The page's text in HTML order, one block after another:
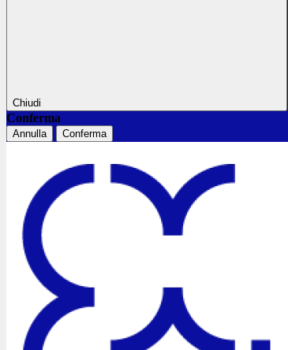
Chiudi
Conferma
Annulla Conferma